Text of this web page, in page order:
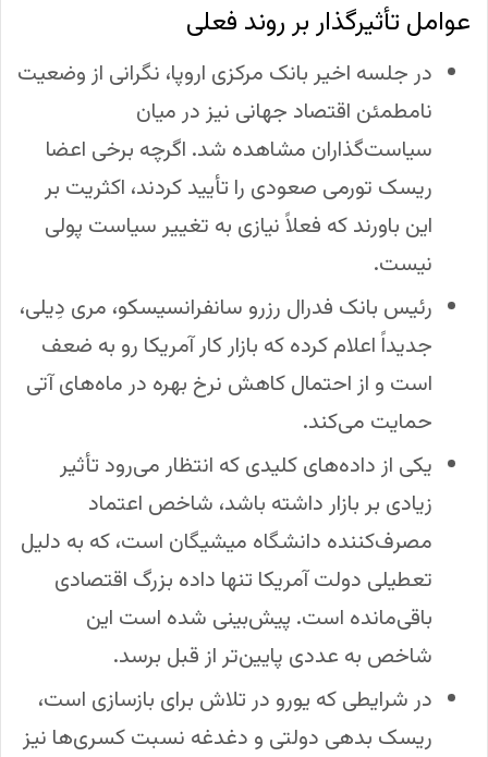
عوامل تأثیرگذار بر روند فعلی
در جلسه اخیر بانک مرکزی اروپا، نگرانی از وضعیت
نامطمئن اقتصاد جهانی نیز در میان
سیاست‌گذاران مشاهده شد. اگرچه برخی اعضا
ریسک تورمی صعودی را تأیید کردند، اکثریت بر
این باورند که فعلاً نیازی به تغییر سیاست پولی
نیست.
رئیس بانک فدرال رزرو سانفرانسیسکو، مری دِیلی،
جدیداً اعلام کرده که بازار کار آمریکا رو به ضعف
است و از احتمال کاهش نرخ بهره در ماه‌های آتی
حمایت می‌کند.
یکی از داده‌های کلیدی که انتظار می‌رود تأثیر
زیادی بر بازار داشته باشد، شاخص اعتماد
مصرف‌کننده دانشگاه میشیگان است، که به دلیل
تعطیلی دولت آمریکا تنها داده بزرگ اقتصادی
باقی‌مانده است. پیش‌بینی شده است این
شاخص به عددی پایین‌تر از قبل برسد.
در شرایطی که یورو در تلاش برای بازسازی است،
ریسک بدهی دولتی و دغدغه نسبت کسری‌ها نیز